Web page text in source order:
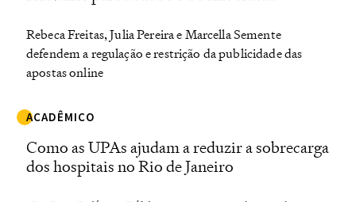
Rebeca Freitas, Julia Pereira e Marcella Semente
defendem a regulação e restrição da publicidade das
apostas online
ACADÊMICO
Como as UPAs ajudam a reduzir a sobrecarga
dos hospitais no Rio de Janeiro